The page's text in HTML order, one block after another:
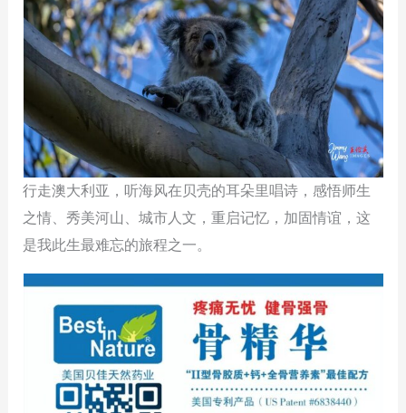
行走澳大利亚，听海风在贝壳的耳朵里唱诗，感悟师生
之情、秀美河山、城市人文，重启记忆，加固情谊，这
是我此生最难忘的旅程之一。